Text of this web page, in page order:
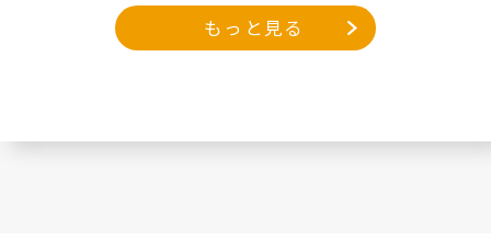
もっと見る